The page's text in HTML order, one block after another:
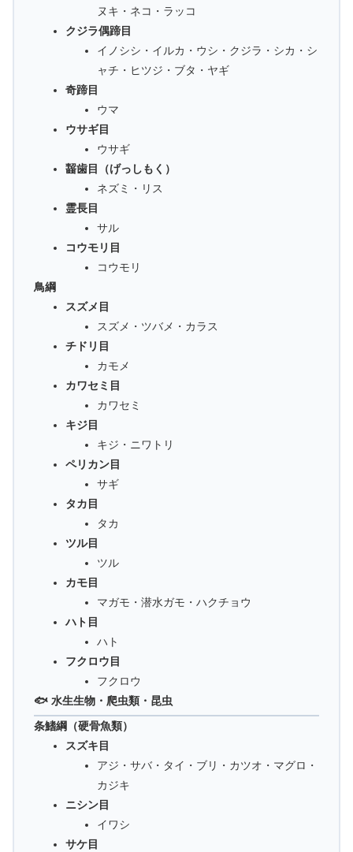
ヌキ・ネコ・ラッコ
クジラ偶蹄目
イノシシ・イルカ・ウシ・クジラ・シカ・シ
ャチ・ヒツジ・ブタ・ヤギ
奇蹄目
ウマ
ウサギ目
ウサギ
齧歯目（げっしもく）
ネズミ・リス
霊長目
サル
コウモリ目
コウモリ
鳥綱
スズメ目
スズメ・ツバメ・カラス
チドリ目
カモメ
カワセミ目
カワセミ
キジ目
キジ・ニワトリ
ペリカン目
サギ
タカ目
タカ
ツル目
ツル
カモ目
マガモ・潜水ガモ・ハクチョウ
ハト目
ハト
フクロウ目
フクロウ
🐟 水生生物・爬虫類・昆虫
条鰭綱（硬骨魚類）
スズキ目
アジ・サバ・タイ・ブリ・カツオ・マグロ・
カジキ
ニシン目
イワシ
サケ目